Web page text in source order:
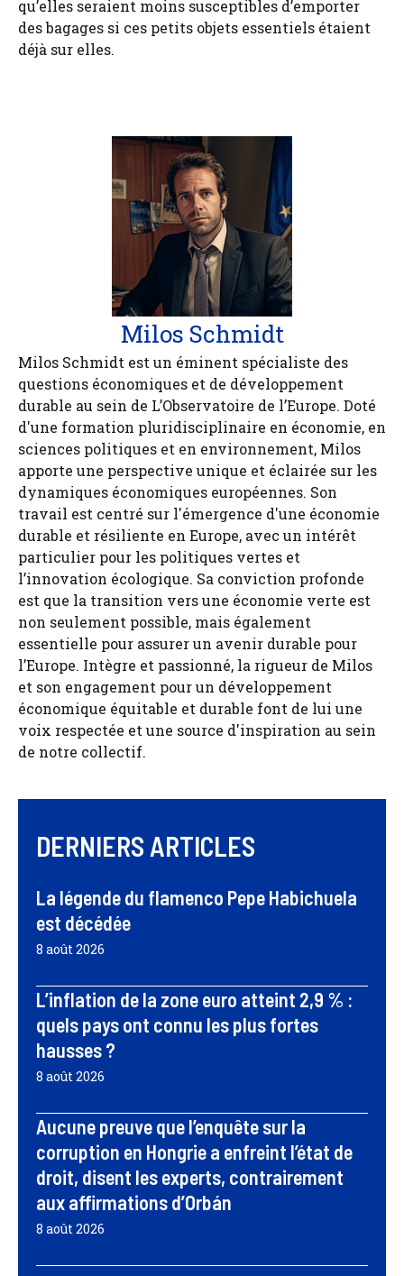
qu’elles seraient moins susceptibles d’emporter
des bagages si ces petits objets essentiels étaient
déjà sur elles.
Milos Schmidt
Milos Schmidt est un éminent spécialiste des
questions économiques et de développement
durable au sein de L’Observatoire de l’Europe. Doté
d'une formation pluridisciplinaire en économie, en
sciences politiques et en environnement, Milos
apporte une perspective unique et éclairée sur les
dynamiques économiques européennes. Son
travail est centré sur l'émergence d'une économie
durable et résiliente en Europe, avec un intérêt
particulier pour les politiques vertes et
l’innovation écologique. Sa conviction profonde
est que la transition vers une économie verte est
non seulement possible, mais également
essentielle pour assurer un avenir durable pour
l’Europe. Intègre et passionné, la rigueur de Milos
et son engagement pour un développement
économique équitable et durable font de lui une
voix respectée et une source d'inspiration au sein
de notre collectif.
DERNIERS ARTICLES
La légende du flamenco Pepe Habichuela
est décédée
8 août 2026
L’inflation de la zone euro atteint 2,9 % :
quels pays ont connu les plus fortes
hausses ?
8 août 2026
Aucune preuve que l’enquête sur la
corruption en Hongrie a enfreint l’état de
droit, disent les experts, contrairement
aux affirmations d’Orbán
8 août 2026